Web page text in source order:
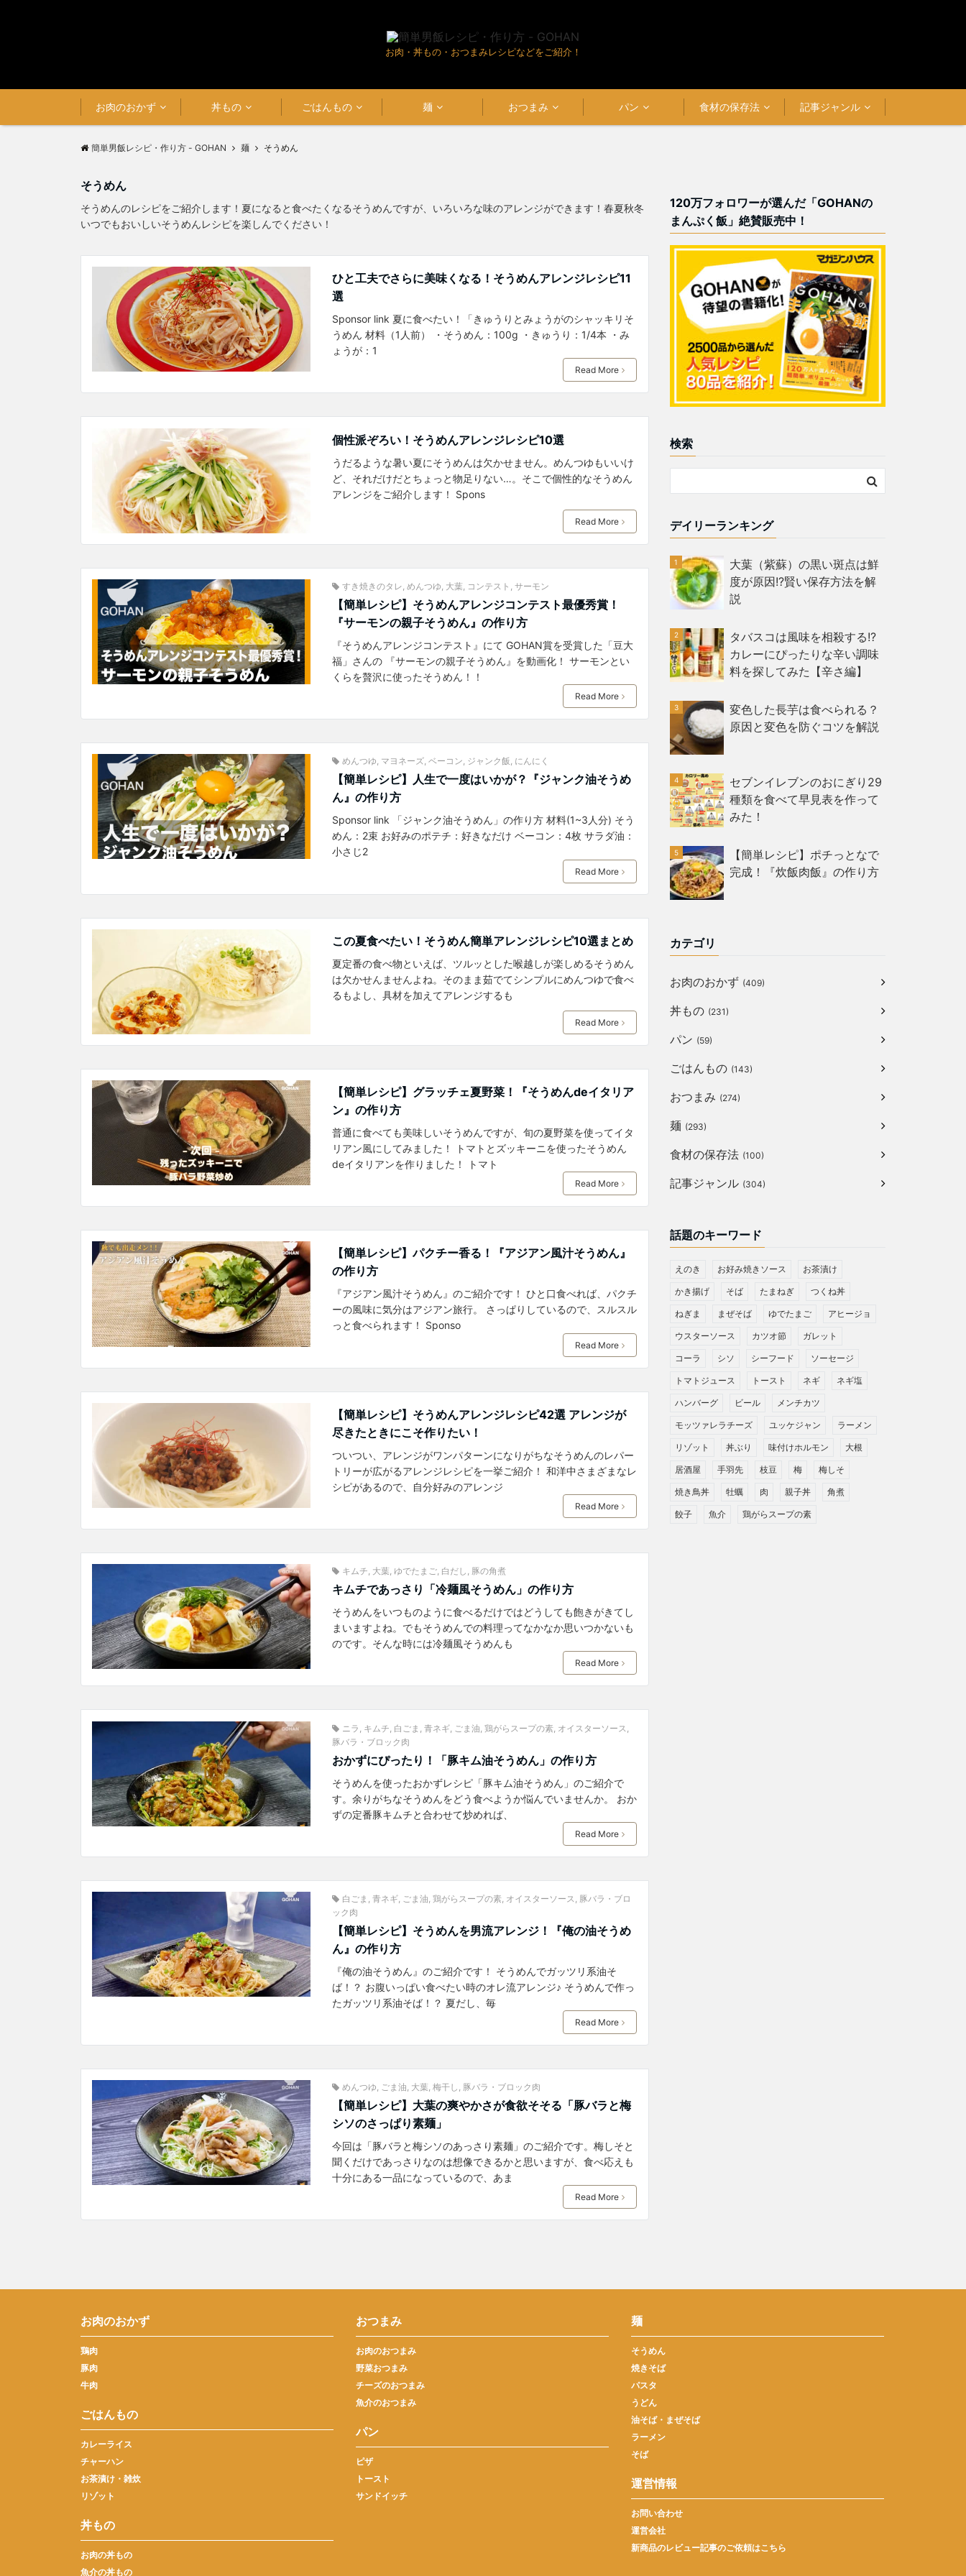
お肉・丼もの・おつまみレシピなどをご紹介！
お肉のおかず 丼もの ごはんもの 麺 おつまみ パン 食材の保存法 記事ジャンル
簡単男飯レシピ・作り方 - GOHAN 麺 そうめん
そうめん
そうめんのレシピをご紹介します！夏になると食べたくなるそうめんですが、いろいろな味のアレンジができます！春夏秋冬
いつでもおいしいそうめんレシピを楽しんでください！
ひと工夫でさらに美味くなる！そうめんアレンジレシピ11
選
Sponsor link 夏に食べたい！「きゅうりとみょうがのシャッキリそ
うめん 材料（1人前） ・そうめん：100g ・きゅうり：1/4本 ・み
ょうが：1
Read More
個性派ぞろい！そうめんアレンジレシピ10選
うだるような暑い夏にそうめんは欠かせません。めんつゆもいいけ
ど、それだけだとちょっと物足りない…。そこで個性的なそうめん
アレンジをご紹介します！ Spons
Read More
すき焼きのタレ めんつゆ 大葉, コンテスト サーモン
【簡単レシピ】そうめんアレンジコンテスト最優秀賞！
『サーモンの親子そうめん』の作り方
『そうめんアレンジコンテスト』にて GOHAN賞を受賞した「豆大
福」さんの 『サーモンの親子そうめん』を動画化！ サーモンとい
くらを贅沢に使ったそうめん！！
Read More
めんつゆ, マヨネーズ, ベーコン, ジャンク飯, にんにく
【簡単レシピ】人生で一度はいかが？『ジャンク油そうめ
ん』の作り方
Sponsor link 「ジャンク油そうめん」の作り方 材料(1~3人分) そう
めん：2束 お好みのポテチ：好きなだけ ベーコン：4枚 サラダ油：
小さじ2
Read More
この夏食べたい！そうめん簡単アレンジレシピ10選まとめ
夏定番の食べ物といえば、ツルッとした喉越しが楽しめるそうめん
は欠かせんませんよね。そのまま茹でてシンプルにめんつゆで食べ
るもよし、具材を加えてアレンジするも
Read More
【簡単レシピ】グラッチェ夏野菜！『そうめんdeイタリア
ン』の作り方
普通に食べても美味しいそうめんですが、旬の夏野菜を使ってイタ
リアン風にしてみました！ トマトとズッキーニを使ったそうめん
deイタリアンを作りました！ トマト
Read More
【簡単レシピ】パクチー香る！『アジアン風汁そうめん』
の作り方
『アジアン風汁そうめん』のご紹介です！ ひと口食べれば、パクチ
ーの風味に気分はアジアン旅行。 さっぱりしているので、スルスル
っと食べられます！ Sponso
Read More
【簡単レシピ】そうめんアレンジレシピ42選 アレンジが
尽きたときにこそ作りたい！
ついつい、アレンジがワンパターンになりがちなそうめんのレパー
トリーが広がるアレンジレシピを一挙ご紹介！ 和洋中さまざまなレ
シピがあるので、自分好みのアレンジ
Read More
キムチ, 大葉, ゆでたまご, 白だし , 豚の角煮
キムチであっさり「冷麺風そうめん」の作り方
そうめんをいつものように食べるだけではどうしても飽きがきてし
まいますよね。でもそうめんでの料理ってなかなか思いつかないも
のです。そんな時には冷麺風そうめんも
Read More
ニラ キムチ 白ごま 青ネギ, ごま油 鶏がらスープの素, オイスターソース
豚バラ・ブロック肉
おかずにぴったり！「豚キム油そうめん」の作り方
そうめんを使ったおかずレシピ「豚キム油そうめん」のご紹介で
す。余りがちなそうめんをどう食べようか悩んでいませんか。 おか
ずの定番豚キムチと合わせて炒めれば、
Read More
白ごま 青ネギ, ごま油 鶏がらスープの素, オイスターソース 豚バラ・ブロ
ック肉
【簡単レシピ】そうめんを男流アレンジ！『俺の油そうめ
ん』の作り方
『俺の油そうめん』のご紹介です！ そうめんでガッツリ系油そ
ば！？ お腹いっぱい食べたい時のオレ流アレンジ♪ そうめんで作っ
たガッツリ系油そば！？ 夏だし、毎
Read More
めんつゆ, ごま油, 大葉, 梅干し , 豚バラ・ブロック肉
【簡単レシピ】大葉の爽やかさが食欲そそる「豚バラと梅
シソのさっぱり素麺」
今回は「豚バラと梅シソのあっさり素麺」のご紹介です。梅しそと
聞くだけであっさりなのは想像できるかと思いますが、食べ応えも
十分にある一品になっているので、あま
Read More
120万フォロワーが選んだ「GOHANの
まんぷく飯」絶賛販売中！
検索
デイリーランキング
大葉（紫蘇）の黒い斑点は鮮
度が原因!?賢い保存方法を解
説
タバスコは風味を相殺する!?
カレーにぴったりな辛い調味
料を探してみた【辛さ編】
変色した長芋は食べられる？
原因と変色を防ぐコツを解説
セブンイレブンのおにぎり29
種類を食べて早見表を作って
みた！
【簡単レシピ】ポチっとなで
完成！『炊飯肉飯』の作り方
カテゴリ
お肉のおかず (409)
丼もの (231)
パン (59)
ごはんもの (143)
おつまみ (274)
麺 (293)
食材の保存法 (100)
記事ジャンル (304)
話題のキーワード
えのき お好み焼きソース お茶漬け
かき揚げ そば たまねぎ つくね丼
ねぎま まぜそば ゆでたまご アヒージョ
ウスターソース カツオ節 ガレット
コーラ シソ シーフード ソーセージ
トマトジュース トースト ネギ ネギ塩
ハンバーグ ビール メンチカツ
モッツァレラチーズ ユッケジャン ラーメン
リゾット 丼ぶり 味付けホルモン 大根
居酒屋 手羽先 枝豆 梅 梅しそ
焼き鳥丼 牡蠣 肉 親子丼 角煮
餃子 魚介 鶏がらスープの素
お肉のおかず
鶏肉
豚肉
牛肉
ごはんもの
カレーライス
チャーハン
お茶漬け・雑炊
リゾット
丼もの
お肉の丼もの
魚介の丼もの
おつまみ
お肉のおつまみ
野菜おつまみ
チーズのおつまみ
魚介のおつまみ
パン
ピザ
トースト
サンドイッチ
麺
そうめん
焼きそば
パスタ
うどん
油そば・まぜそば
ラーメン
そば
運営情報
お問い合わせ
運営会社
新商品のレビュー記事のご依頼はこちら